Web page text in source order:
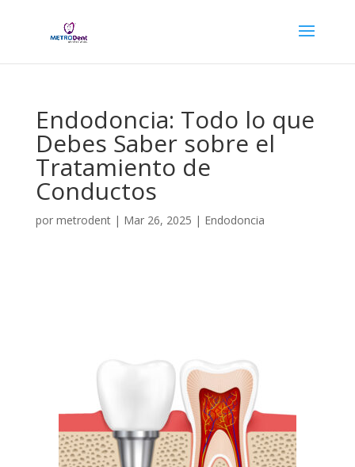
Endodoncia: Todo lo que
Debes Saber sobre el
Tratamiento de
Conductos
por metrodent| Mar 26, 2025 | Endodoncia